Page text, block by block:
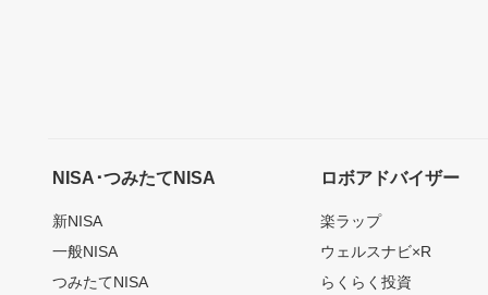
NISA･つみたてNISA
新NISA
一般NISA
つみたてNISA
ロボアドバイザー
楽ラップ
ウェルスナビ×R
らくらく投資